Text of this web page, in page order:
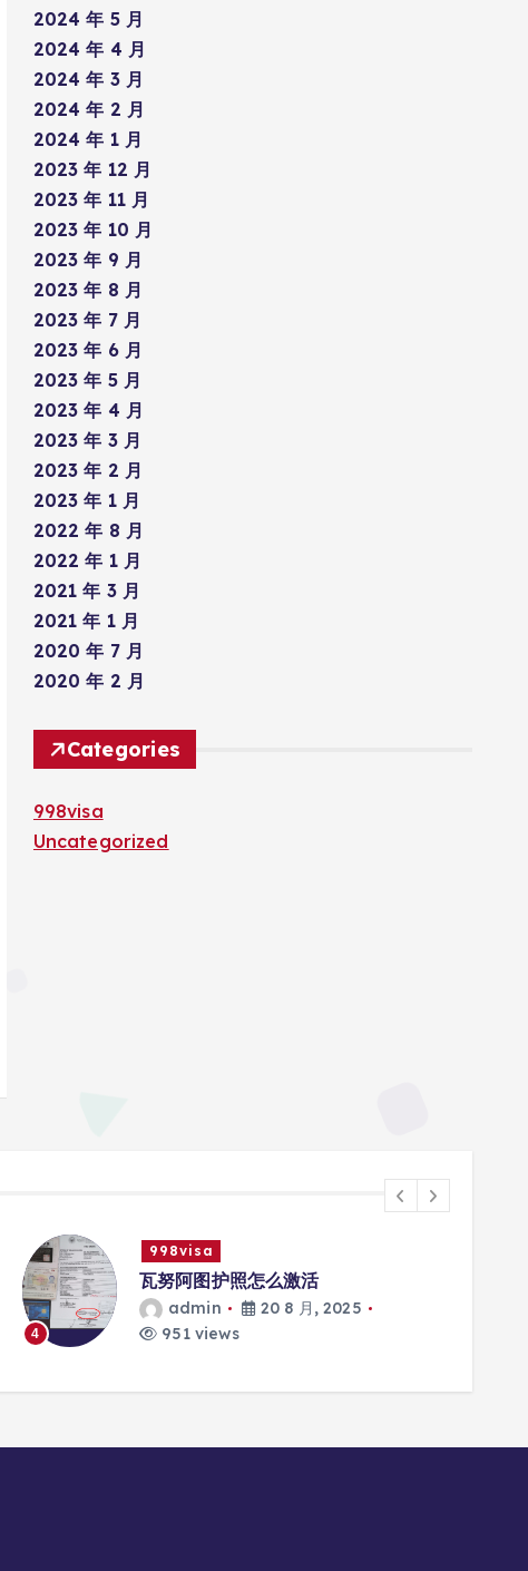
2024 年 5 月
2024 年 4 月
2024 年 3 月
2024 年 2 月
2024 年 1 月
2023 年 12 月
2023 年 11 月
2023 年 10 月
2023 年 9 月
2023 年 8 月
2023 年 7 月
2023 年 6 月
2023 年 5 月
2023 年 4 月
2023 年 3 月
2023 年 2 月
2023 年 1 月
2022 年 8 月
2022 年 1 月
2021 年 3 月
2021 年 1 月
2020 年 7 月
2020 年 2 月
Categories
998visa
Uncategorized
4
998visa
瓦努阿图护照怎么激活
admin
20 8 月, 2025
951 views